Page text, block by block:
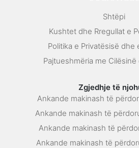
Shtëpi
Kushtet dhe Rregullat e
Politika e Privatësisë dhe
Pajtueshmëria me
Zgjedhje të
Ankande makinash të
Ankande makinash të
Ankande makinash të
Ankande makinash të